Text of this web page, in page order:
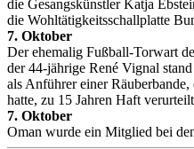
die Gesangskünstler Katja
die Wohltätigkeitsschallplatte
7. Oktober
Der ehemalig Fußball-Torwart
der 44-jährige René Vignal
als Anführer einer
hatte, zu 15 Jahren Haft
7. Oktober
Oman wurde ein Mitglied bei